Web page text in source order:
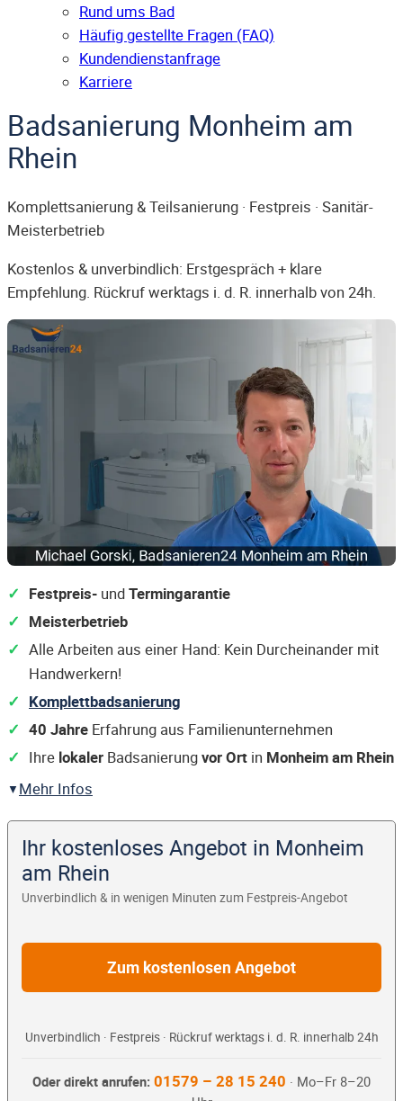
Rund ums Bad
Häufig gestellte Fragen (FAQ)
Kunden­dienst­anfrage
Karriere
Badsanierung Monheim am
Rhein
Komplettsanierung & Teilsanierung · Festpreis · Sanitär-
Meisterbetrieb
Kostenlos & unverbindlich: Erstgespräch + klare
Empfehlung. Rückruf werktags i. d. R. innerhalb von 24h.
Festpreis- undTermingarantie
Meisterbetrieb
Alle Arbeiten aus einer Hand: Kein Durcheinander mit
Handwerkern!
Komplettbadsanierung
40 Jahre Erfahrung aus Familienunternehmen
Ihre lokaler Badsanierungvor Ort in Monheim am Rhein
Mehr Infos
Ihr kostenloses Angebot in Monheim
am Rhein
Unverbindlich & in wenigen Minuten zum Festpreis-Angebot
Zum kostenlosen Angebot
Unverbindlich · Festpreis · Rückruf werktags i. d. R. innerhalb 24h
Oder direkt anrufen: 01579 – 28 15 240 · Mo–Fr 8–20